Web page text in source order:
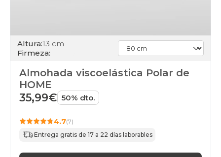
Altura:13 cm
Firmeza:
Almohada viscoelástica Polar de
HOME
35,99€ 50% dto.
4.7(7)
Entrega gratis de 17 a 22 días laborables